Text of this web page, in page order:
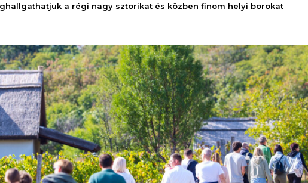
a régi nagy sztorikat és közben finom helyi borokat